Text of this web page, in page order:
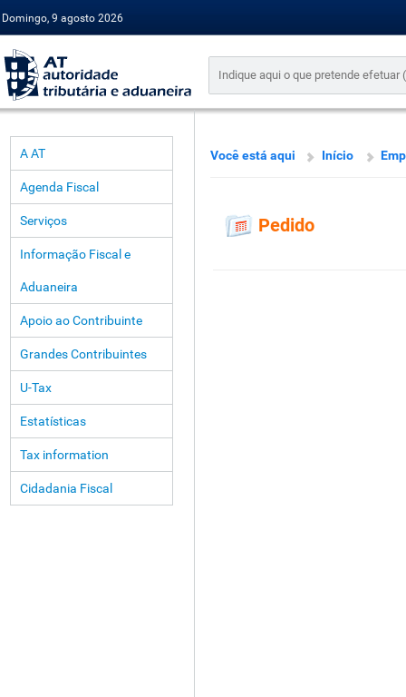
Domingo, 9 agosto 2026
A AT
Agenda Fiscal
Serviços
Informação Fiscal e
Aduaneira
Apoio ao Contribuinte
Grandes Contribuintes
U-Tax
Estatísticas
Tax information
Cidadania Fiscal
Você está aqui Início
Pedido